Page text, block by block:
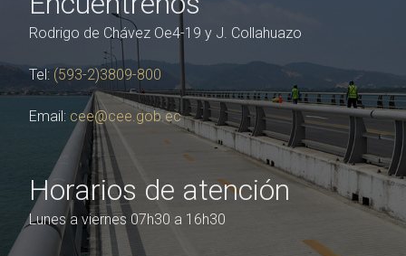
Rodrigo de Chávez Oe4-19 y J. Collahuazo
Tel: (593-2)3809-800
Email: cee@cee.gob.ec
Horarios de atención
Lunes a viernes 07h30 a 16h30